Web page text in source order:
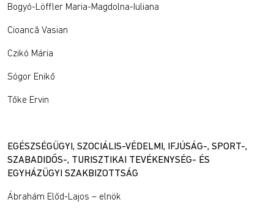
Bogyó-Löffler Maria-Magdolna-Iuliana
Cioancă Vasian
Czikó Mária
Sógor Enikő
Tőke Ervin
EGÉSZSÉGÜGYI, SZOCIÁLIS-VÉDELMI, IFJÚSÁG-, SPORT-,
SZABADIDŐS-, TURISZTIKAI TEVÉKENYSÉG- ÉS
EGYHÁZÜGYI SZAKBIZOTTSÁG
Ábrahám Előd-Lajos – elnök